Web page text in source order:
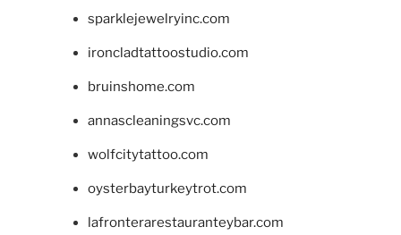
sparklejewelryinc.com
ironcladtattoostudio.com
bruinshome.com
annascleaningsvc.com
wolfcitytattoo.com
oysterbayturkeytrot.com
lafronterarestauranteybar.com